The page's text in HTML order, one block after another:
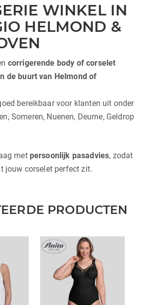
WINKEL IN
HELMOND &
corrigerende body of corselet
de buurt van Helmond of
bereikbaar voor klanten uit onder
, Someren, Nuenen, Deurne, Geldrop
met persoonlijk pasadvies, zodat
jouw corselet perfect zit.
PRODUCTEN
Dit
product
heeft
meerdere
variaties.